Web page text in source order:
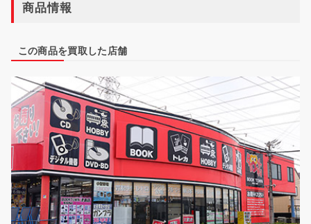
商品情報
この商品を買取した店舗